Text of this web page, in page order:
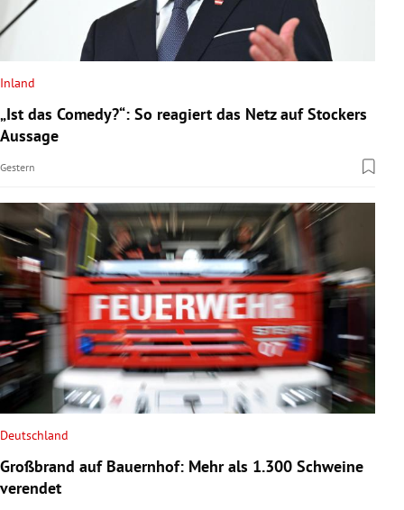
Inland
„Ist das Comedy?“: So reagiert das Netz auf Stockers
Aussage
Gestern
Deutschland
Großbrand auf Bauernhof: Mehr als 1.300 Schweine
verendet